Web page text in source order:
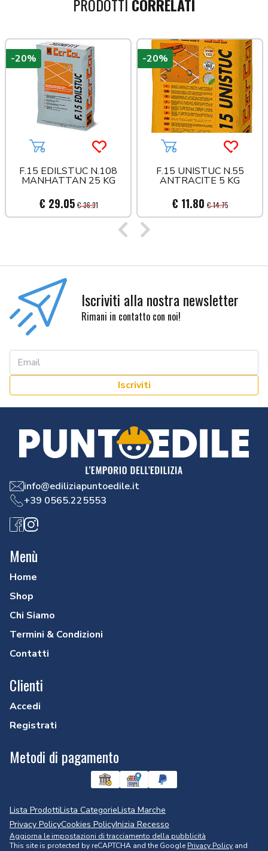
PRODOTTI CORRELATI
più tardi
Aggiungi al carrelloAcquista più tardi
F.15 EDILSTUC N.108
MANHATTAN 25 KG
€ 29.05 € 36.31
-20%
Aggiungi al carrello
F.15 UNISTUC N.55
ANTRACITE 5 KG
€ 11.80 € 14.75
-20%
Iscriviti alla nostra newsletter
Rimani in contatto con noi!
Iscriviti
info@ediliziapuntoedile.it
+39 0565.225553
Facebook
Instagram
Menù
Home
Shop
Chi Siamo
Termini & Condizioni
Contatti
Clienti
Accedi
Registrati
Metodi di pagamento
Lista ProdottiLista CategorieLista Marche
Privacy PolicyCookies PolicyInizia Recesso
Aggiorna le impostazioni di tracciamento della pubblicità
This site is protected by reCAPTCHA and the Google Privacy Policy and